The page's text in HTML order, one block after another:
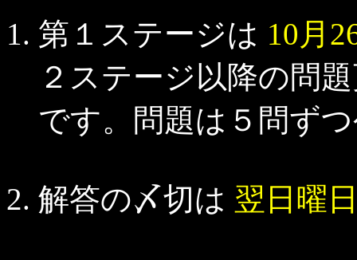
第１ステージは 10月
２ステージ以降の問
です。問題は５問ず
解答の〆切は 翌日曜